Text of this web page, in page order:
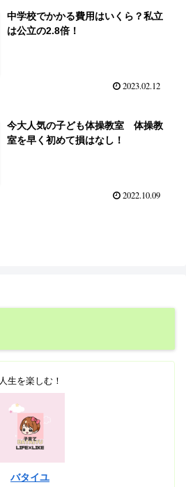
中学校でかかる費用はいくら？私立
は公立の2.8倍！
2023.02.12
今大人気の子ども体操教室 体操教
室を早く初めて損はなし！
2022.10.09
人生を楽しむ！
バタイユ